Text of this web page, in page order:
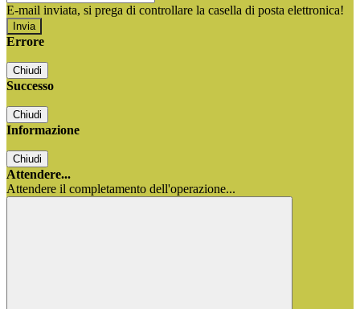
E-mail inviata, si prega di controllare la casella di posta elettronica!
Errore
Chiudi
Successo
Chiudi
Informazione
Chiudi
Attendere...
Attendere il completamento dell'operazione...